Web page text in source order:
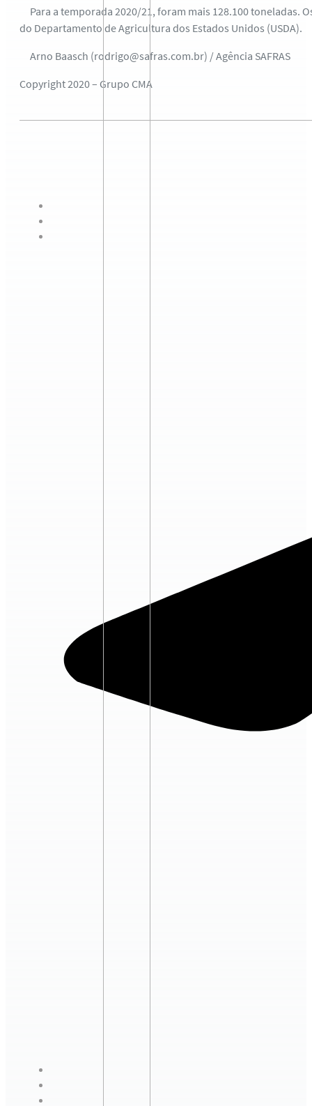
Para a temporada 2020/21, foram mais 128.100 toneladas.
do Departamento de Agricultura dos Estados Unidos (USDA).
Arno Baasch (rodrigo@safras.com.br) / Agência SAFRAS
Copyright 2020 – Grupo CMA